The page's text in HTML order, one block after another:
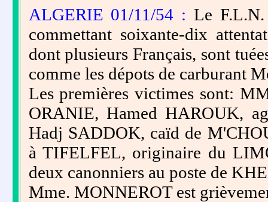
ALGERIE 01/11/54 : Le F.L.N.
commettant soixante-dix
dont plusieurs Français, sont
comme les dépots de carburant
Les premières victimes sont:
ORANIE, Hamed HAROUK,
Hadj SADDOK, caïd de
à TIFELFEL, originaire du
deux canonniers au poste de
Mme. MONNEROT est